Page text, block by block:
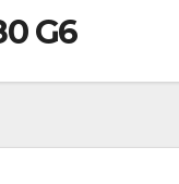
G6